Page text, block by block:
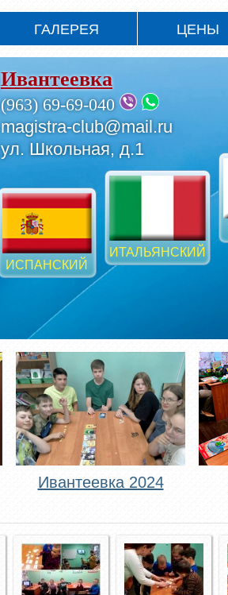
ГАЛЕРЕЯ ЦЕНЫ
ИСПАНСКИЙ
ИТАЛЬЯНСКИЙ
Ивантеевка
(963) 69-69-040
magistra-club@mail.ru
ул. Школьная, д.1
Ивантеевка 2024